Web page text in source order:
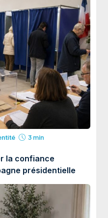
3 min
la confiance
présidentielle